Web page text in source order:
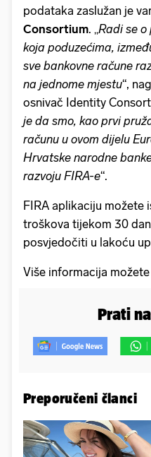
podataka zaslužan je
Consortium. „Radi se
koja poduzećima,
sve bankovne račune
na jednome mjestu“,
osnivač Identity
je da smo, kao prvi
računu u ovom dijelu
Hrvatske narodne
razvoju FIRA-e“.
FIRA aplikaciju
troškova tijekom 30
posvjedočiti u lakoću
Više informacija
Prati
Preporučeni članci